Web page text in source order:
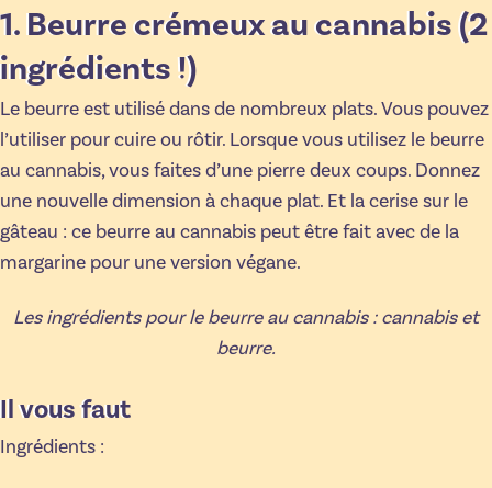
1. Beurre crémeux au cannabis (2
ingrédients !)
Le beurre est utilisé dans de nombreux plats. Vous pouvez
l’utiliser pour cuire ou rôtir. Lorsque vous utilisez le beurre
au cannabis, vous faites d’une pierre deux coups. Donnez
une nouvelle dimension à chaque plat. Et la cerise sur le
gâteau : ce beurre au cannabis peut être fait avec de la
margarine pour une version végane.
Les ingrédients pour le beurre au cannabis : cannabis et
beurre.
Il vous faut
Ingrédients :